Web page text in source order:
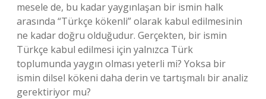
mesele de, bu kadar yaygınlaşan bir ismin halk
arasında “Türkçe kökenli” olarak kabul edilmesinin
ne kadar doğru olduğudur. Gerçekten, bir ismin
Türkçe kabul edilmesi için yalnızca Türk
toplumunda yaygın olması yeterli mi? Yoksa bir
ismin dilsel kökeni daha derin ve tartışmalı bir analiz
gerektiriyor mu?